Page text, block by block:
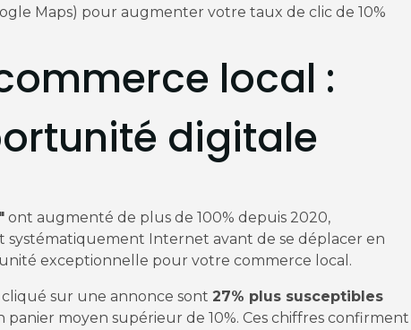
Maps) pour augmenter votre taux de clic de 10%
local :
digitale
ont augmenté de plus de 100% depuis 2020,
Internet avant de se déplacer en
exceptionnelle pour votre commerce local.
sur une annonce sont 27% plus susceptibles
moyen supérieur de 10%. Ces chiffres confirment